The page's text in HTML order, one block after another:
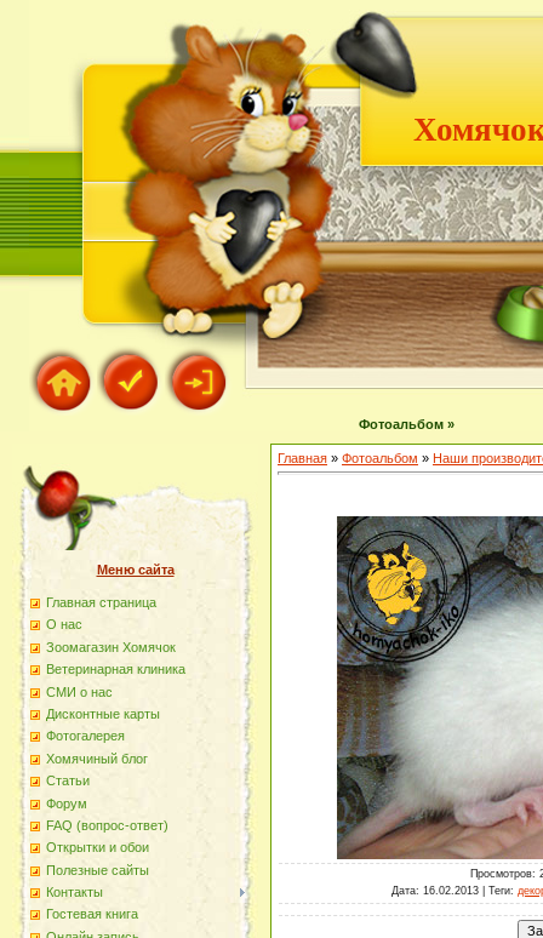
Фотоальбом »
Меню сайта
Главная страница
О наc
Зоомагазин Хомячок
Ветеринарная клиника
СМИ о нас
Дисконтные карты
Фотогалерея
Хомячиный блог
Статьи
Форум
FAQ (вопрос-ответ)
Открытки и обои
Полезные сайты
Контакты
Гостевая книга
Главная » Фотоальбом » Наши
Просмотров:
Дата: 16.02.2013 | Теги: